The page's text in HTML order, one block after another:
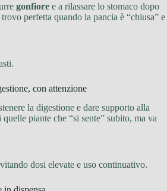
gonfiore e a rilassare lo stomaco dopo
perfetta quando la pancia è “chiusa” e
con attenzione
la digestione e dare supporto alla
quelle piante che “si sente” subito, ma va
dosi elevate e uso continuativo.